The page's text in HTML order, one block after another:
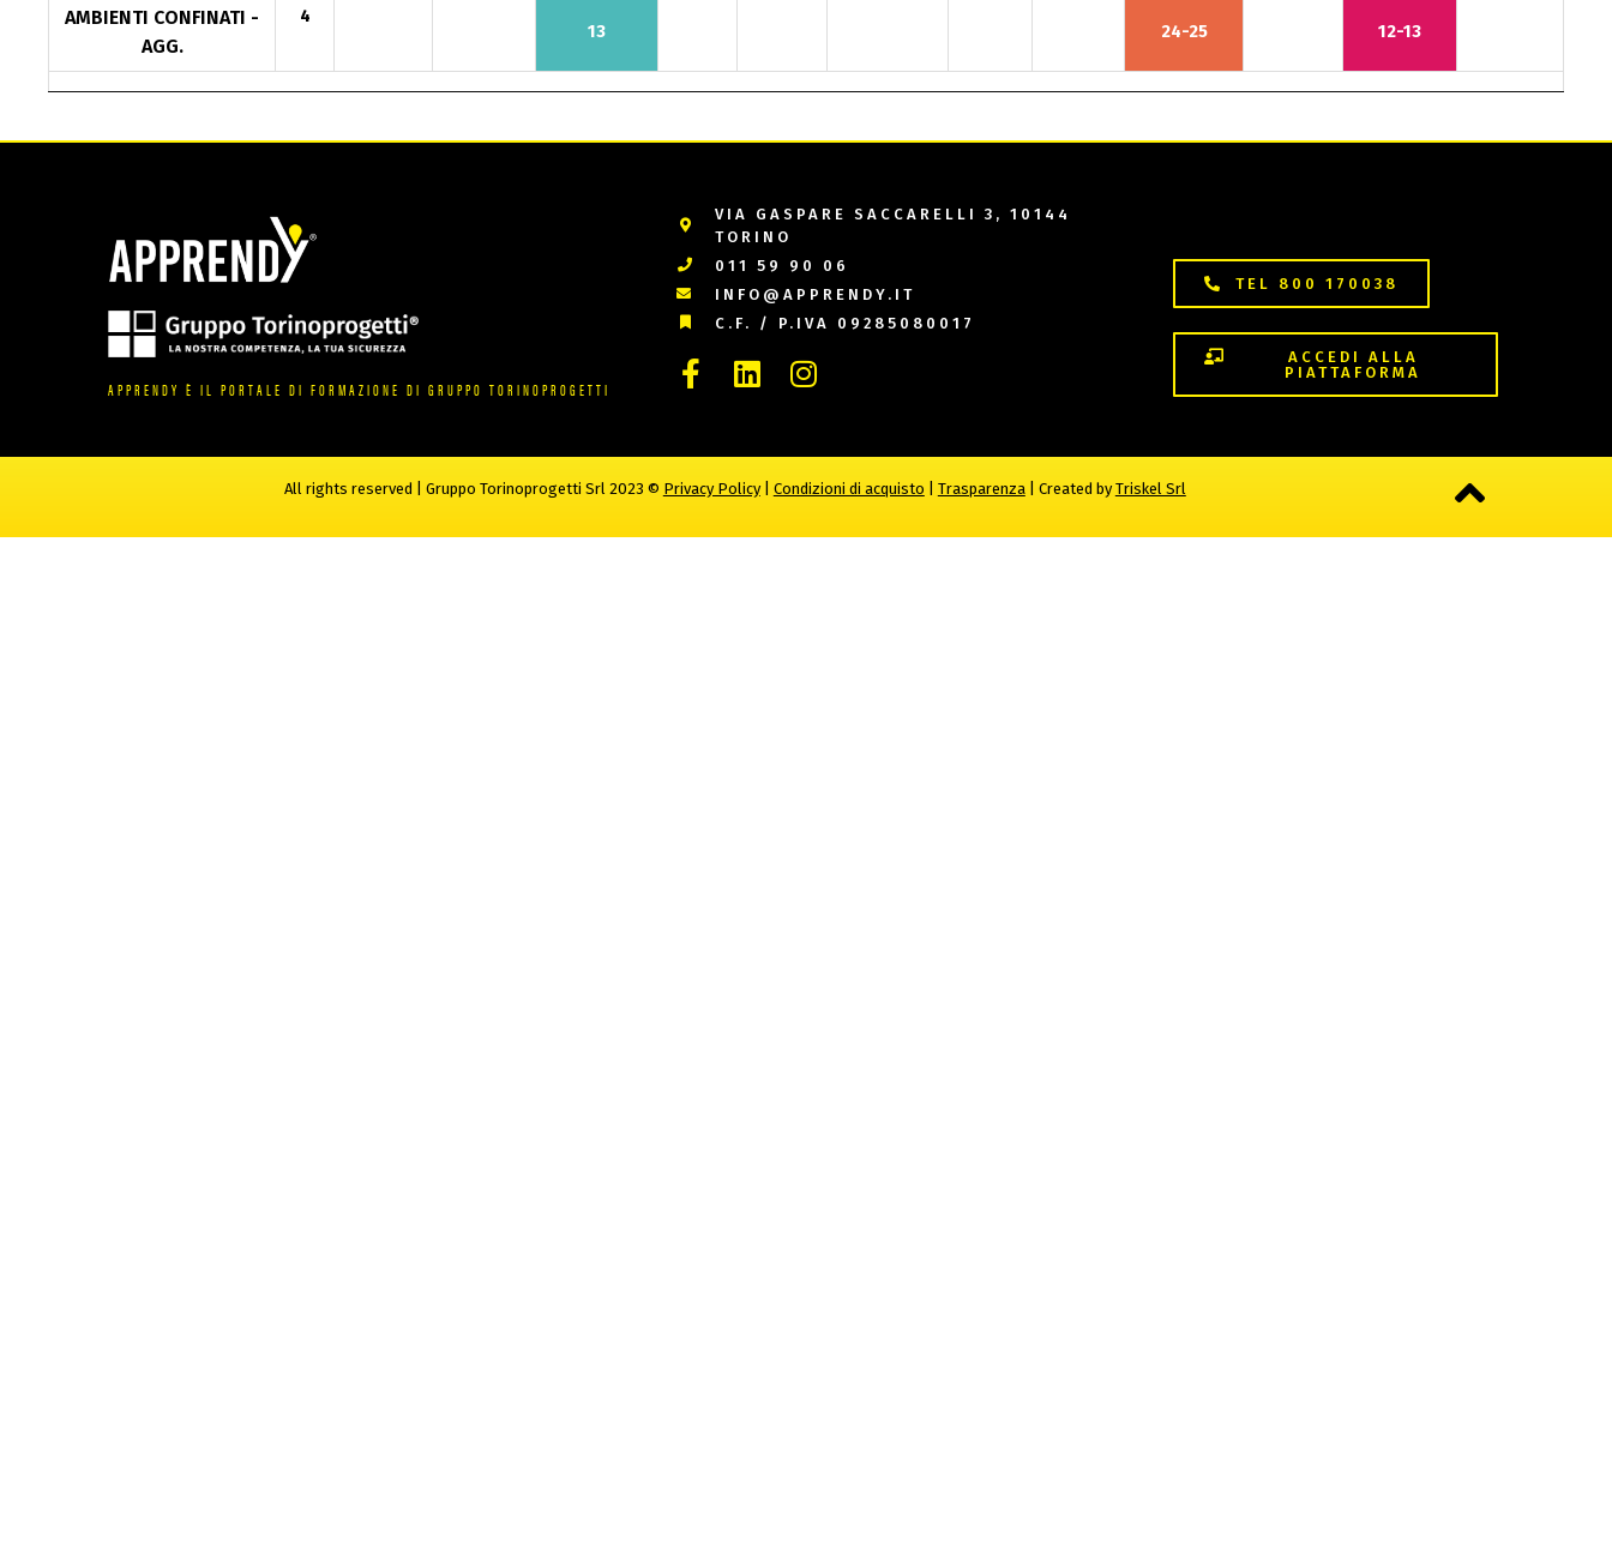
AMBIENTI CONFINATI -
AGG.
4
13 24-25 12-13
APPRENDY È IL PORTALE DI FORMAZIONE DI GRUPPO TORINOPROGETTI
VIA GASPARE SACCARELLI 3, 10144
TORINO
011 59 90 06
INFO@APPRENDY.IT
C.F. / P.IVA 09285080017
TEL 800 170038
ACCEDI ALLA
PIATTAFORMA
All rights reserved | Gruppo Torinoprogetti Srl 2023 © Privacy Policy| Condizioni di acquisto Trasparenza| Created byTriskel Srl